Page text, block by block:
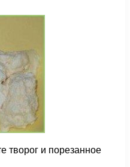
творог и порезанное